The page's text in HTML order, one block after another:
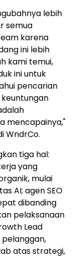
lebih
semua
karena
ini lebih
kami temui,
ini untuk
pencarian
mencapainya,"
WndrCo.
tiga hal:
yang
mulai
AI; agen SEO
dibanding
pelaksanaan
Lead
atas strategi,